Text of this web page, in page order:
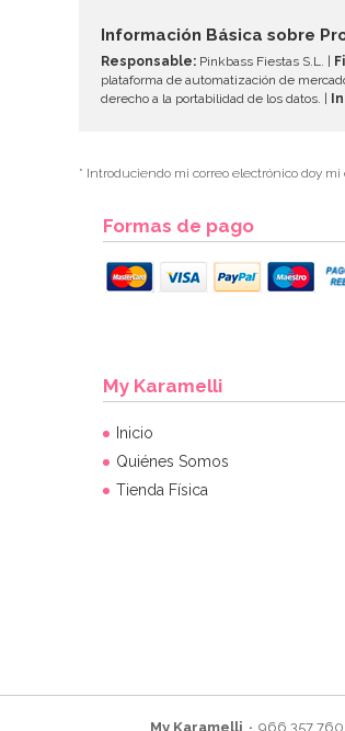
Información Básica sobre
Responsable: Pinkbass Fiestas S.L. |
plataforma de automatización de
derecho a la portabilidad de los datos. |
* Introduciendo mi correo electrónico doy
Formas de pago
My Karamelli
Inicio
Quiénes Somos
Tienda Física
My Karamelli 966 357 760